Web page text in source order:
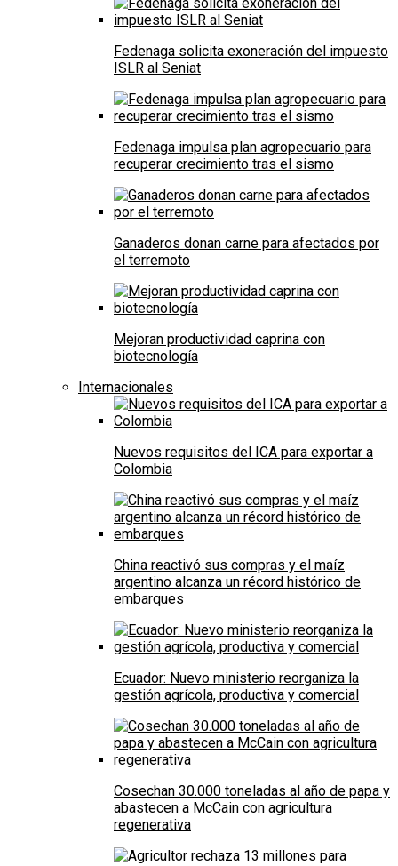
Fedenaga solicita exoneración del impuesto
ISLR al Seniat
Fedenaga impulsa plan agropecuario para
recuperar crecimiento tras el sismo
Ganaderos donan carne para afectados por
el terremoto
Mejoran productividad caprina con
biotecnología
Internacionales
Nuevos requisitos del ICA para exportar a
Colombia
China reactivó sus compras y el maíz
argentino alcanza un récord histórico de
embarques
Ecuador: Nuevo ministerio reorganiza la
gestión agrícola, productiva y comercial
Cosechan 30.000 toneladas al año de papa y
abastecen a McCain con agricultura
regenerativa